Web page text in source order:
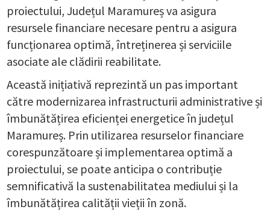
proiectului, Județul Maramureș va asigura
resursele financiare necesare pentru a asigura
funcționarea optimă, întreținerea și serviciile
asociate ale clădirii reabilitate.
Această inițiativă reprezintă un pas important
către modernizarea infrastructurii administrative și
îmbunătățirea eficienței energetice în județul
Maramureș. Prin utilizarea resurselor financiare
corespunzătoare și implementarea optimă a
proiectului, se poate anticipa o contribuție
semnificativă la sustenabilitatea mediului și la
îmbunătățirea calității vieții în zonă.